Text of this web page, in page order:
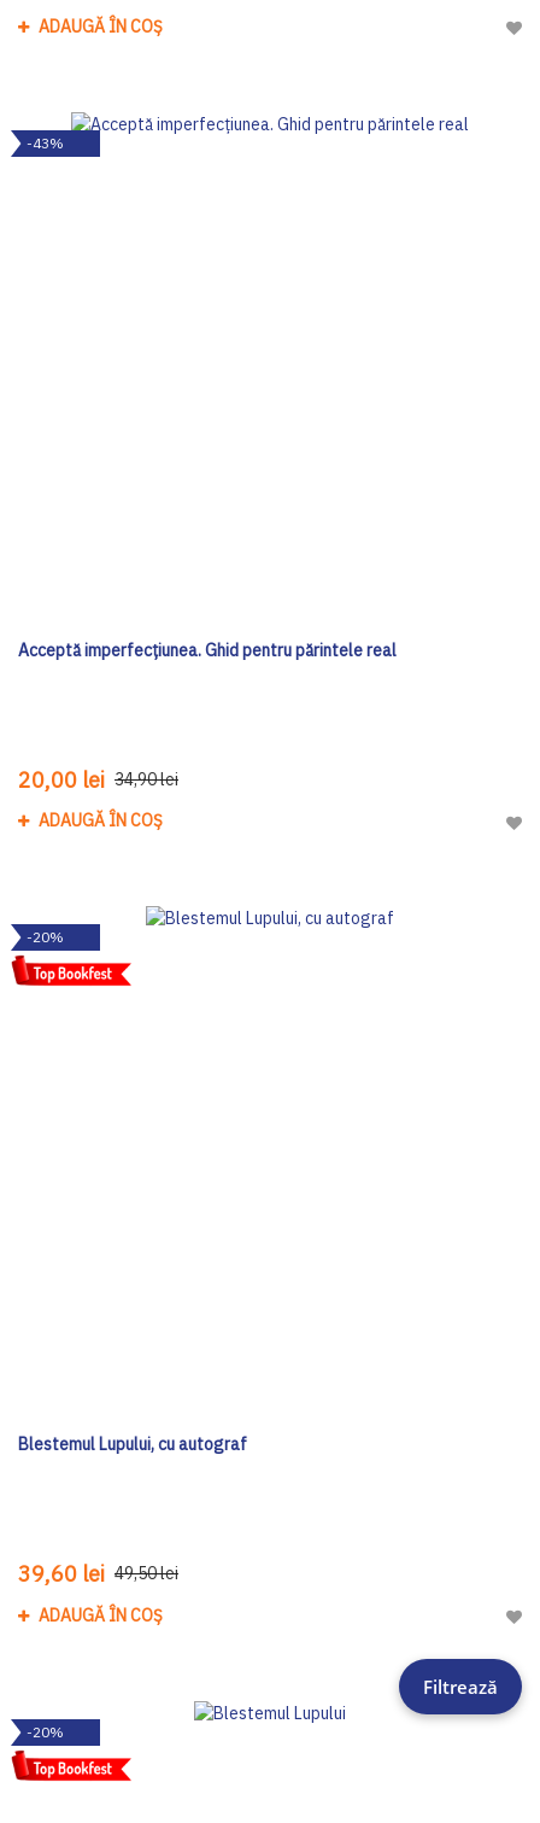
ADAUGĂ ÎN COȘ
-43%
Acceptă imperfecțiunea. Ghid pentru părintele real
20,00 lei 34,90 lei
ADAUGĂ ÎN COȘ
-20%
Blestemul Lupului, cu autograf
39,60 lei 49,50 lei
ADAUGĂ ÎN COȘ
-20%
Filtrează